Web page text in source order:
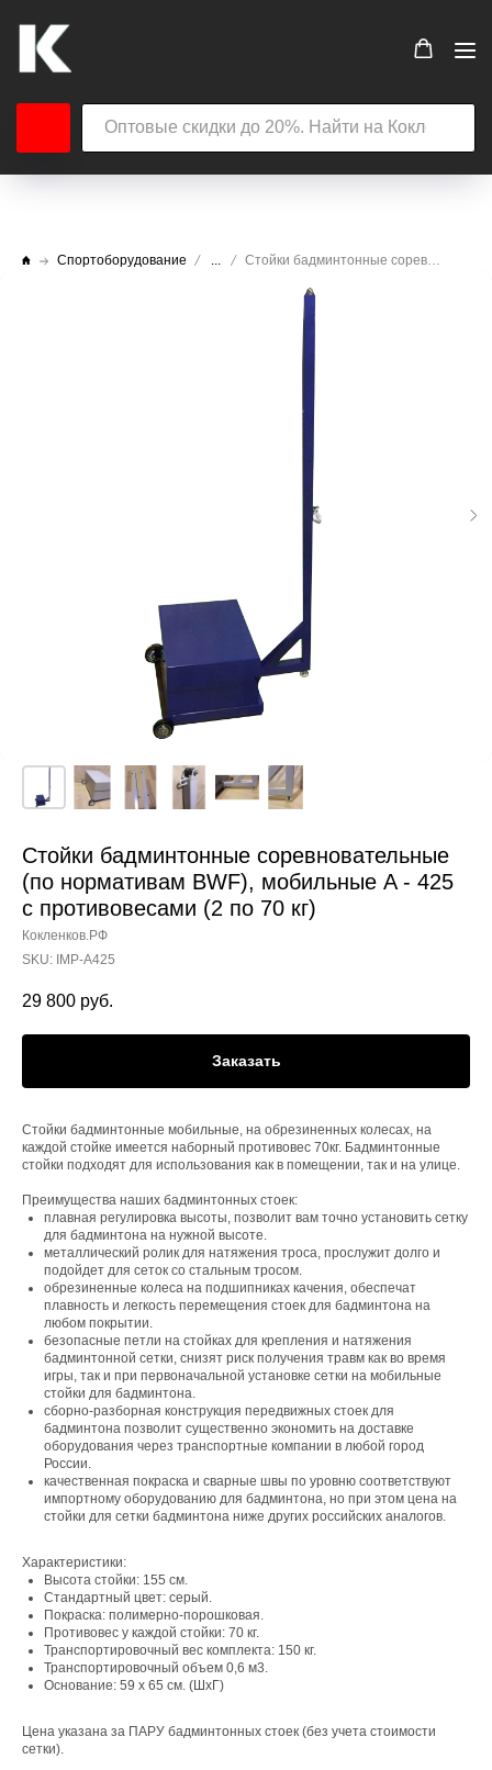
Спортоборудование ... Стойки бадминтонные соревновательные (по нормативам BWF), мобильные A - 425 с противовесами (2 по 70 кг)
Стойки бадминтонные соревновательные
(по нормативам BWF), мобильные A - 425
с противовесами (2 по 70 кг)
Кокленков.РФ
SKU: IMP-A425
29 800 руб.
Заказать
Стойки бадминтонные мобильные, на обрезиненных колесах, на
каждой стойке имеется наборный противовес 70кг. Бадминтонные
стойки подходят для использования как в помещении, так и на улице.
Преимущества наших бадминтонных стоек:
плавная регулировка высоты, позволит вам точно установить сетку
для бадминтона на нужной высоте.
металлический ролик для натяжения троса, прослужит долго и
подойдет для сеток со стальным тросом.
обрезиненные колеса на подшипниках качения, обеспечат
плавность и легкость перемещения стоек для бадминтона на
любом покрытии.
безопасные петли на стойках для крепления и натяжения
бадминтонной сетки, снизят риск получения травм как во время
игры, так и при первоначальной установке сетки на мобильные
стойки для бадминтона.
сборно-разборная конструкция передвижных стоек для
бадминтона позволит существенно экономить на доставке
оборудования через транспортные компании в любой город
России.
качественная покраска и сварные швы по уровню соответствуют
импортному оборудованию для бадминтона, но при этом цена на
стойки для сетки бадминтона ниже других российских аналогов.
Характеристики:
Высота стойки: 155 см.
Стандартный цвет: серый.
Покраска: полимерно-порошковая.
Противовес у каждой стойки: 70 кг.
Транспортировочный вес комплекта: 150 кг.
Транспортировочный объем 0,6 м3.
Основание: 59 х 65 см. (ШхГ)
Цена указана за ПАРУ бадминтонных стоек (без учета стоимости
сетки).